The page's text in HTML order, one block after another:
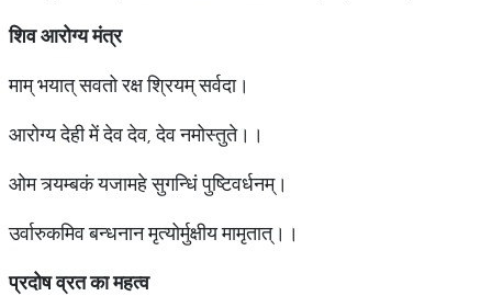
शिवआरोग्यमंत्र
माम् भयात् सवतो रक्ष श्रियम् सर्वदा।
आरोग्य देही में देव देव, देव नमोस्तुते।।
ओम त्र्यम्बकं यजामहे सुगन्धिं पुष्टिवर्धनम्।
उर्वारुकमिव बन्धनान मृत्योर्मुक्षीय मामृतात्।।
प्रदोषव्रतकामहत्व